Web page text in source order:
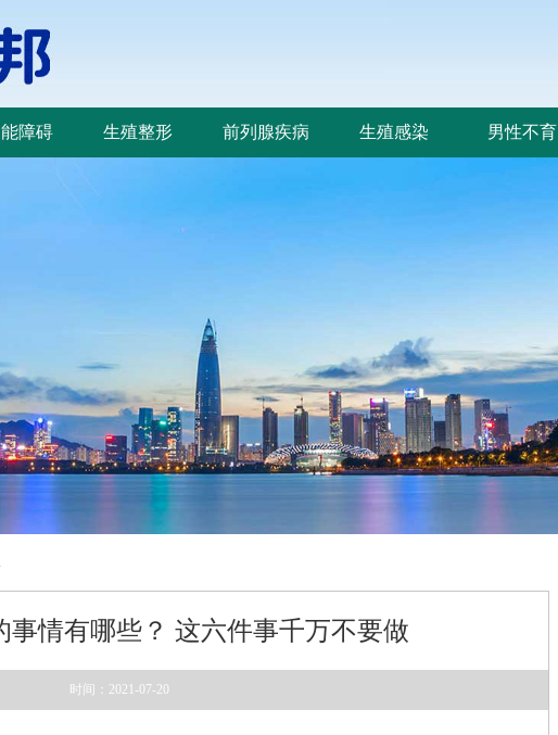
障碍 生殖整形 前列腺疾病 生殖感染 男性不育
事情有哪些？ 这六件事千万不要做
时间：2021-07-20